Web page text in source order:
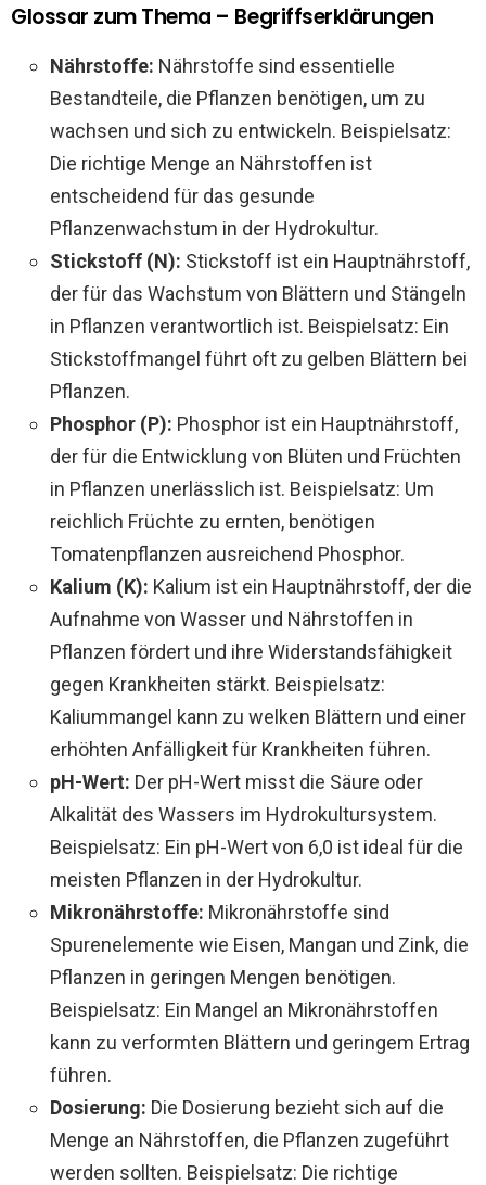
Glossar zum Thema – Begriffserklärungen
Nährstoffe: Nährstoffe sind essentielle
Bestandteile, die Pflanzen benötigen, um zu
wachsen und sich zu entwickeln. Beispielsatz:
Die richtige Menge an Nährstoffen ist
entscheidend für das gesunde
Pflanzenwachstum in der Hydrokultur.
Stickstoff (N): Stickstoff ist ein Hauptnährstoff,
der für das Wachstum von Blättern und Stängeln
in Pflanzen verantwortlich ist. Beispielsatz: Ein
Stickstoffmangel führt oft zu gelben Blättern bei
Pflanzen.
Phosphor (P): Phosphor ist ein Hauptnährstoff,
der für die Entwicklung von Blüten und Früchten
in Pflanzen unerlässlich ist. Beispielsatz: Um
reichlich Früchte zu ernten, benötigen
Tomatenpflanzen ausreichend Phosphor.
Kalium (K): Kalium ist ein Hauptnährstoff, der die
Aufnahme von Wasser und Nährstoffen in
Pflanzen fördert und ihre Widerstandsfähigkeit
gegen Krankheiten stärkt. Beispielsatz:
Kaliummangel kann zu welken Blättern und einer
erhöhten Anfälligkeit für Krankheiten führen.
pH-Wert: Der pH-Wert misst die Säure oder
Alkalität des Wassers im Hydrokultursystem.
Beispielsatz: Ein pH-Wert von 6,0 ist ideal für die
meisten Pflanzen in der Hydrokultur.
Mikronährstoffe: Mikronährstoffe sind
Spurenelemente wie Eisen, Mangan und Zink, die
Pflanzen in geringen Mengen benötigen.
Beispielsatz: Ein Mangel an Mikronährstoffen
kann zu verformten Blättern und geringem Ertrag
führen.
Dosierung: Die Dosierung bezieht sich auf die
Menge an Nährstoffen, die Pflanzen zugeführt
werden sollten. Beispielsatz: Die richtige